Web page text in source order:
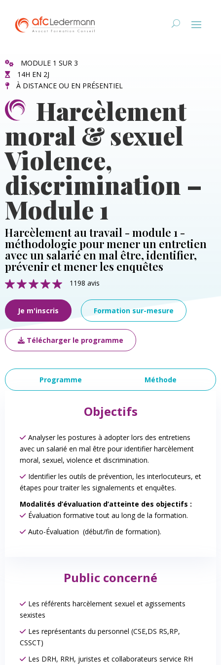
MODULE 1 SUR 3
14H EN 2J
À DISTANCE OU EN PRÉSENTIEL
Harcèlement
moral & sexuel
Violence,
discrimination –
Module 1
Harcèlement au travail - module 1 -
méthodologie pour mener un entretien
avec un salarié en mal être, identifier,
prévenir et mener les enquêtes
1198 avis
Je m'inscris Formation sur-mesure
Télécharger le programme
Programme Méthode
Objectifs
Analyser les postures à adopter lors des entretiens
avec un salarié en mal être pour identifier harcèlement
moral, sexuel, violence et discrimination.
Identifier les outils de prévention, les interlocuteurs, et
étapes pour traiter les signalements et enquêtes.
Modalités d’évaluation d’atteinte des objectifs :
Évaluation formative tout au long de la formation.
Auto-Évaluation (début/fin de formation).
Public concerné
Les référents harcèlement sexuel et agissements
sexistes
Les représentants du personnel (CSE,DS RS,RP,
CSSCT)
Les DRH, RRH, juristes et collaborateurs service RH